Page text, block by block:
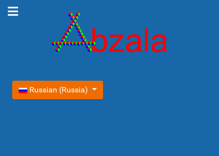
Выберите язык
Russian (Russia)